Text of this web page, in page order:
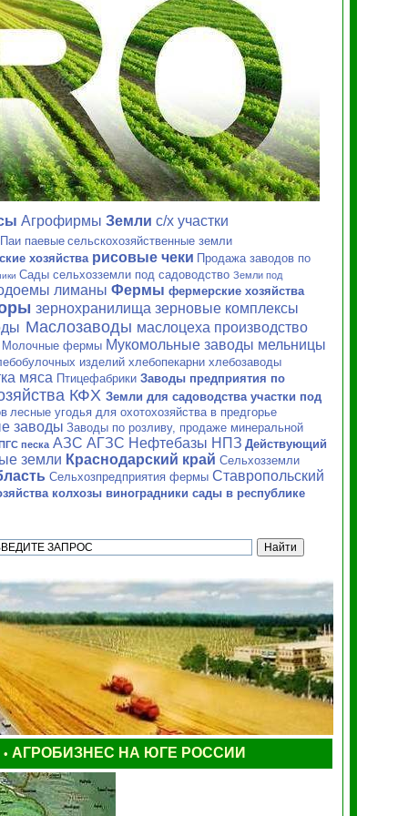
Агрофирмы Земли с/х участки
Паи паевые сельскохозяйственные земли
хозяйства рисовые чеки Продажа заводов по
Сады сельхозземли под садоводство Земли под
лиманы Фермы фермерские хозяйства
зернохранилища зерновые комплексы
Маслозаводы маслоцеха производство
Молочные фермы Мукомольные заводы мельницы
изделий хлебопекарни хлебозаводы
мяса Птицефабрики Заводы предприятия по
КФХ Земли для садоводства участки под
лесные угодья для охотохозяйства в предгорье
заводы Заводы по розливу, продаже минеральной
песка АЗС АГЗС Нефтебазы НПЗ Действующий
земли Краснодарский край Сельхозземли
Сельхозпредприятия фермы Ставропольский
колхозы виноградники сады в республике
• АГРОБИЗНЕС НА ЮГЕ РОССИИ